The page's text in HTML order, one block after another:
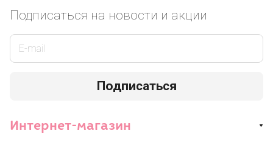
Подписаться на новости и акции
Подписаться
Интернет-магазин